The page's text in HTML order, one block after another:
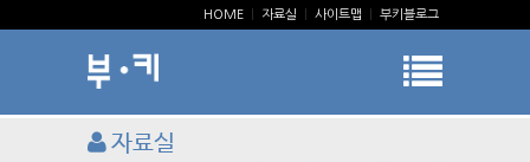
HOME 자료실 사이트맵 부키블로그
자료실